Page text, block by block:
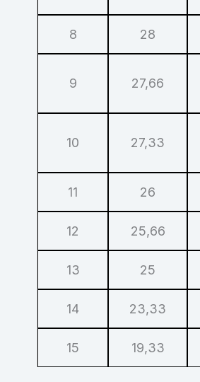
8 28
9 27,66
10 27,33
11 26
12 25,66
13 25
14 23,33
15 19,33